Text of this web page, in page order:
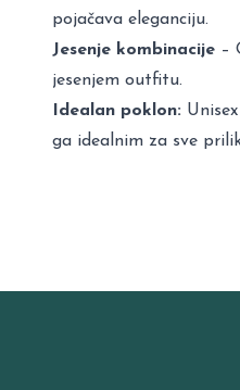
pojačava eleganciju.
Jesenje kombinacije –
jesenjem outfitu.
Idealan poklon:
ga idealnim za sve